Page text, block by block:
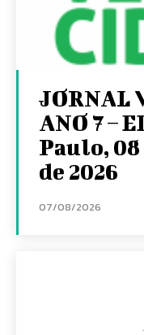
JORNAL
ANO 7 –
Paulo, 08
de 2026
07/08/2026